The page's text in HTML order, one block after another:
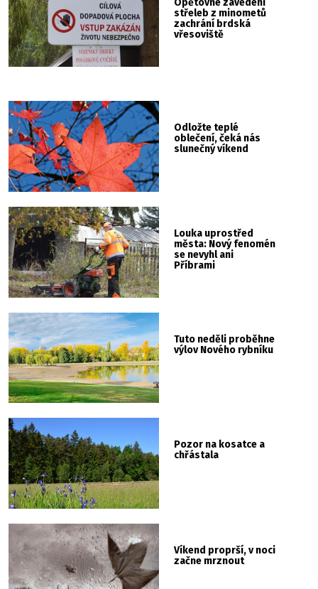
Opětovné zavedení
střeleb z minometů
zachrání brdská
vřesoviště
Odložte teplé
oblečení, čeká nás
slunečný víkend
Louka uprostřed
města: Nový fenomén
se nevyhl ani
Příbrami
Tuto neděli proběhne
výlov Nového rybníku
Pozor na kosatce a
chřástala
Víkend proprší, v noci
začne mrznout